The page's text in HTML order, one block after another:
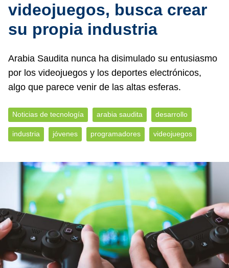
videojuegos, busca crear
su propia industria
Arabia Saudita nunca ha disimulado su entusiasmo
por los videojuegos y los deportes electrónicos,
algo que parece venir de las altas esferas.
Noticias de tecnología arabia saudita desarrollo
industria jóvenes programadores videojuegos